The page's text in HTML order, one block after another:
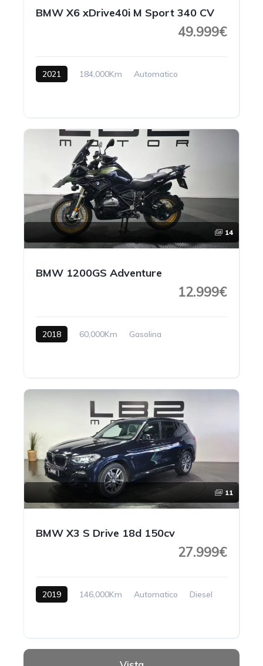
BMW X6 xDrive40i M Sport 340 CV
49.999€
2021 184,000Km
Automatico
14
BMW 1200GS Adventure
12.999€
2018 60,000Km Gasolina
11
BMW X3 S Drive 18d 150cv
27.999€
2019 146,000Km Automatico Diesel